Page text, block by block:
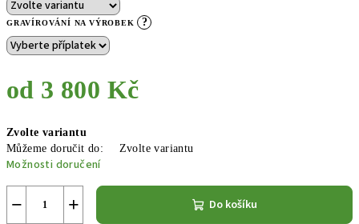
GRAVÍROVÁNÍ NA VÝROBEK ?
od 3 800 Kč
cena:
Zvolte variantu
Můžeme doručit do:
Zvolte variantu
Možnosti doručení
+
− Do košíku